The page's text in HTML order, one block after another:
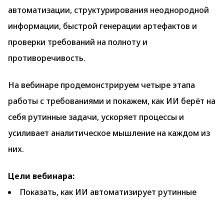
автоматизации, структурирования неоднородной
информации, быстрой генерации артефактов и
проверки требований на полноту и
противоречивость.
На вебинаре продемонстрируем четыре этапа
работы с требованиями и покажем, как ИИ берёт на
себя рутинные задачи, ускоряет процессы и
усиливает аналитическое мышление на каждом из
них.
Цели вебинара:
Показать, как ИИ автоматизирует рутинные